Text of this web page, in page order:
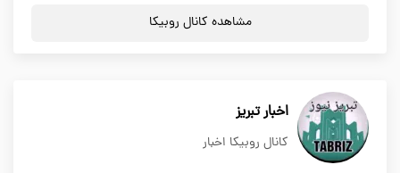
مشاهده کانال روبیکا
اخبار تبریز
کانال روبیکا اخبار